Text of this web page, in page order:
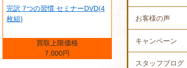
完訳 7つの習慣 セミナーDVD(4
枚組)
買取上限価格
7,000円
お客様の声
キャンペーン
スタッフブログ